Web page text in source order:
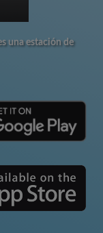
una estación de